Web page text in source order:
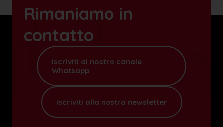
Rimaniamo in
contatto
Iscriviti al nostro canale
Whatsapp
Iscriviti alla nostra newsletter